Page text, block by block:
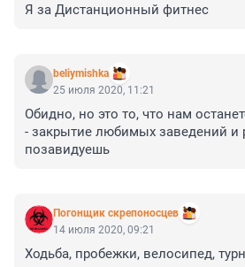
Я за Дистанционный фитнес
beliymishka
25 июля 2020, 11:21
Обидно, но это то, что нам
- закрытие любимых заведений и
позавидуешь
Погонщик скрепоносцев
14 июля 2020, 09:21
Ходьба, пробежки, велосипед,